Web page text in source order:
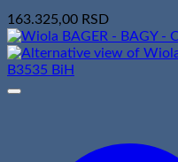
163.325,00 RSD